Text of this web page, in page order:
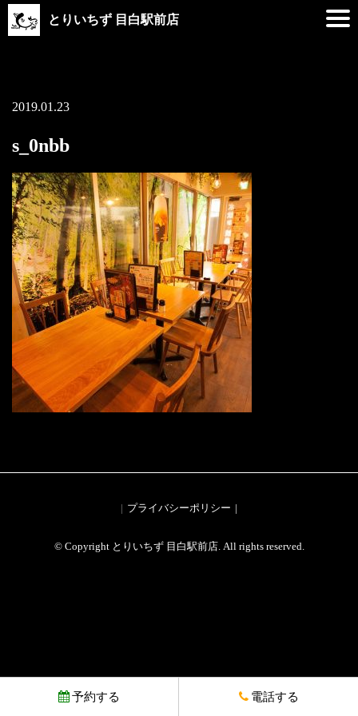
とりいちず 目白駅前店
2019.01.23
s_0nbb
プライバシーポリシー
© Copyright とりいちず 目白駅前店. All rights reserved.
予約する 電話する